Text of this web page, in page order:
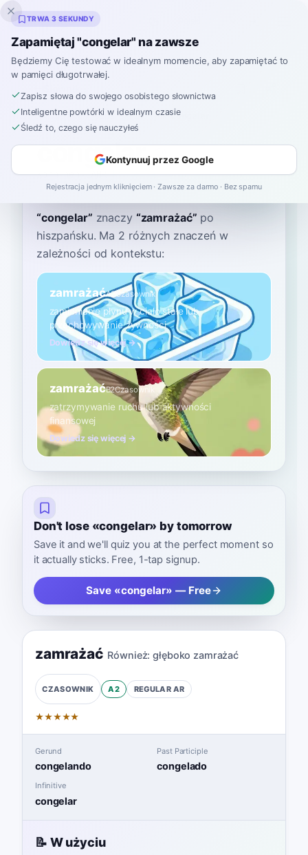
Inklingo
Strona główna›Hiszpański›Słownik›congelar
congelar
kohn-heh-LAHR koŋxeˈlaɾ
“congelar” znaczy “zamrażać” po
hiszpańsku. Ma 2 różnych znaczeń w
zależności od kontekstu:
zamrażaćA2Czasownik
zamienianie płynu w ciało stałe lub
przechowywanie żywności
Dowiedz się więcej →
zamrażaćB2Czasownik
zatrzymywanie ruchu lub aktywności
finansowej
Dowiedz się więcej →
Don't lose «congelar» by tomorrow
Save it and we'll quiz you at the perfect moment so
it actually sticks. Free, 1-tap signup.
Save «congelar» — Free
zamrażać Również: głęboko zamrażać
CZASOWNIK A2 REGULAR AR
★★★★★
Gerund
congelando
Past Participle
congelado
Infinitive
congelar
📝 W użyciu
TRWA 3 SEKUNDY
Zapamiętaj "congelar" na zawsze
Będziemy Cię testować w idealnym momencie, aby zapamiętać to
w pamięci długotrwałej.
Zapisz słowa do swojego osobistego słownictwa
Inteligentne powtórki w idealnym czasie
Śledź to, czego się nauczyłeś
Kontynuuj przez Google
Rejestracja jednym kliknięciem · Zawsze za darmo · Bez spamu